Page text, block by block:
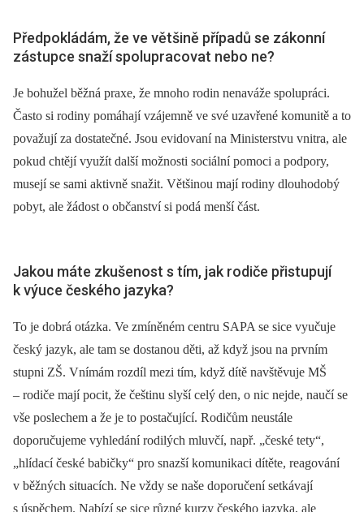
Předpokládám, že ve většině případů se zákonní
zástupce snaží spolupracovat nebo ne?
Je bohužel běžná praxe, že mnoho rodin nenaváže spolupráci.
Často si rodiny pomáhají vzájemně ve své uzavřené komunitě a to
považují za dostatečné. Jsou evidovaní na Ministerstvu vnitra, ale
pokud chtějí využít další možnosti sociální pomoci a podpory,
musejí se sami aktivně snažit. Většinou mají rodiny dlouhodobý
pobyt, ale žádost o občanství si podá menší část.
Jakou máte zkušenost s tím, jak rodiče přistupují
k výuce českého jazyka?
To je dobrá otázka. Ve zmíněném centru SAPA se sice vyučuje
český jazyk, ale tam se dostanou děti, až když jsou na prvním
stupni ZŠ. Vnímám rozdíl mezi tím, když dítě navštěvuje MŠ
–⁠ rodiče mají pocit, že češtinu slyší celý den, o nic nejde, naučí se
vše poslechem a že je to postačující. Rodičům neustále
doporučujeme vyhledání rodilých mluvčí, např. „české tety“,
„hlídací české babičky“ pro snazší komunikaci dítěte, reagování
v běžných situacích. Ne vždy se naše doporučení setkávají
s úspěchem. Nabízí se sice různé kurzy českého jazyka, ale